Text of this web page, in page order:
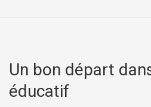
Un bon départ
éducatif